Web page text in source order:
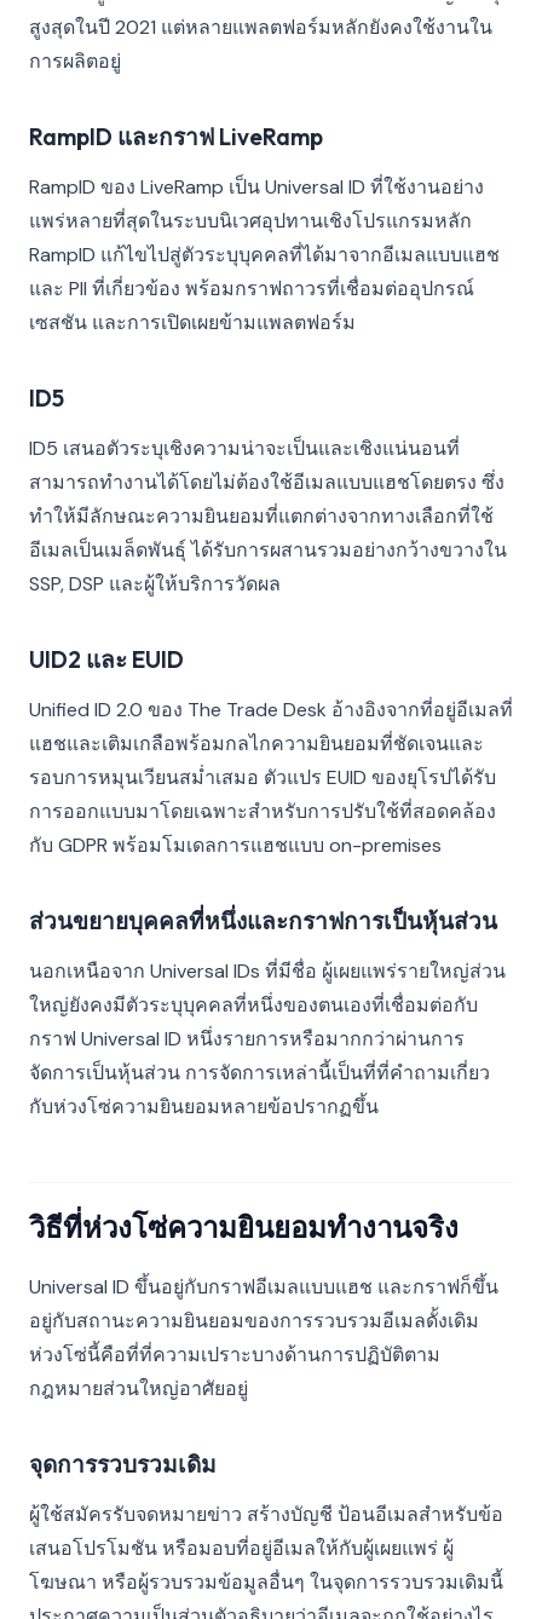
สูงสุดในปี 2021 แต่หลายแพลตฟอร์มหลักยังคงใช้งานใน
การผลิตอยู่
RampID และกราฟ LiveRamp
RampID ของ LiveRamp เป็น Universal ID ที่ใช้งานอย่าง
แพร่หลายที่สุดในระบบนิเวศอุปทานเชิงโปรแกรมหลัก
RampID แก้ไขไปสู่ตัวระบุบุคคลที่ได้มาจากอีเมลแบบแฮช
และ PII ที่เกี่ยวข้อง พร้อมกราฟถาวรที่เชื่อมต่ออุปกรณ์
เซสชัน และการเปิดเผยข้ามแพลตฟอร์ม
ID5
ID5 เสนอตัวระบุเชิงความน่าจะเป็นและเชิงแน่นอนที่
สามารถทำงานได้โดยไม่ต้องใช้อีเมลแบบแฮชโดยตรง ซึ่ง
ทำให้มีลักษณะความยินยอมที่แตกต่างจากทางเลือกที่ใช้
อีเมลเป็นเมล็ดพันธุ์ ได้รับการผสานรวมอย่างกว้างขวางใน
SSP, DSP และผู้ให้บริการวัดผล
UID2 และ EUID
Unified ID 2.0 ของ The Trade Desk อ้างอิงจากที่อยู่อีเมลที่
แฮชและเติมเกลือพร้อมกลไกความยินยอมที่ชัดเจนและ
รอบการหมุนเวียนสม่ำเสมอ ตัวแปร EUID ของยุโรปได้รับ
การออกแบบมาโดยเฉพาะสำหรับการปรับใช้ที่สอดคล้อง
กับ GDPR พร้อมโมเดลการแฮชแบบ on-premises
ส่วนขยายบุคคลที่หนึ่งและกราฟการเป็นหุ้นส่วน
นอกเหนือจาก Universal IDs ที่มีชื่อ ผู้เผยแพร่รายใหญ่ส่วน
ใหญ่ยังคงมีตัวระบุบุคคลที่หนึ่งของตนเองที่เชื่อมต่อกับ
กราฟ Universal ID หนึ่งรายการหรือมากกว่าผ่านการ
จัดการเป็นหุ้นส่วน การจัดการเหล่านี้เป็นที่ที่คำถามเกี่ยว
กับห่วงโซ่ความยินยอมหลายข้อปรากฏขึ้น
วิธีที่ห่วงโซ่ความยินยอมทำงานจริง
Universal ID ขึ้นอยู่กับกราฟอีเมลแบบแฮช และกราฟก็ขึ้น
อยู่กับสถานะความยินยอมของการรวบรวมอีเมลดั้งเดิม
ห่วงโซ่นี้คือที่ที่ความเปราะบางด้านการปฏิบัติตาม
กฎหมายส่วนใหญ่อาศัยอยู่
จุดการรวบรวมเดิม
ผู้ใช้สมัครรับจดหมายข่าว สร้างบัญชี ป้อนอีเมลสำหรับข้อ
เสนอโปรโมชัน หรือมอบที่อยู่อีเมลให้กับผู้เผยแพร่ ผู้
โฆษณา หรือผู้รวบรวมข้อมูลอื่นๆ ในจุดการรวบรวมเดิมนี้